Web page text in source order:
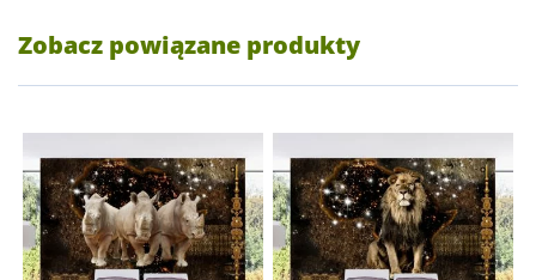
Zobacz powiązane produkty